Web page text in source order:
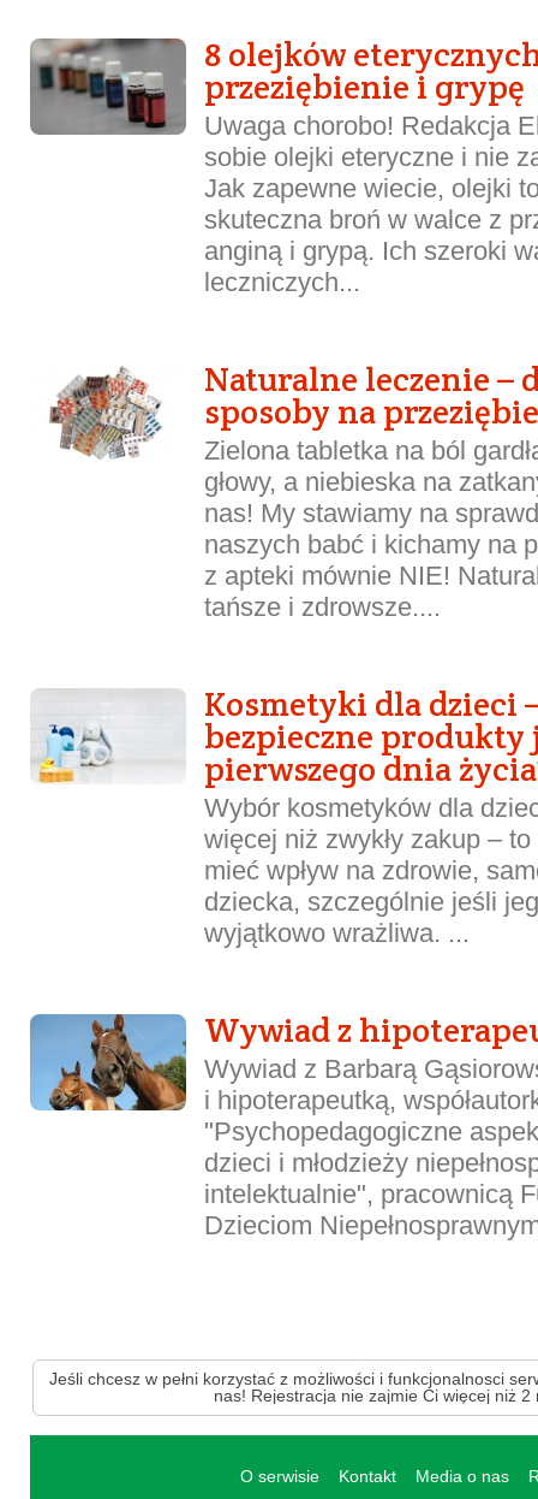
8 olejków
przeziębienie i grypę
Uwaga chorobo! Redakcja
sobie olejki eteryczne i nie
Jak zapewne wiecie, olejki
skuteczna broń w walce z
anginą i grypą. Ich szeroki
leczniczych...
Naturalne leczenie –
sposoby na
Zielona tabletka na ból
głowy, a niebieska na
nas! My stawiamy na
naszych babć i kichamy na
z apteki mównie NIE!
tańsze i zdrowsze....
Kosmetyki dla dzieci
bezpieczne produkty
pierwszego dnia
Wybór kosmetyków dla
więcej niż zwykły zakup –
mieć wpływ na zdrowie,
dziecka, szczególnie jeśli
wyjątkowo wrażliwa. ...
Wywiad z
Wywiad z Barbarą
i hipoterapeutką,
"Psychopedagogiczne
dzieci i młodzieży
intelektualnie", pracownicą
Dzieciom
Jeśli chcesz w pełni korzystać z możliwości i funkcjonalnosci
nas! Rejestracja nie zajmie Ci więcej niż 2
O serwisie Kontakt Media o nas